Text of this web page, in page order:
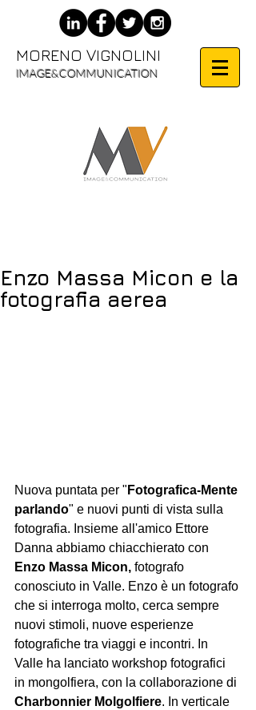
MORENO VIGNOLINI
IMAGE&COMMUNICATION
Enzo Massa Micon e la
fotografia aerea
Nuova puntata per " Fotografica-Mente
parlando" e nuovi punti di vista sulla
fotografia. Insieme all'amico Ettore
Danna abbiamo chiacchierato con
Enzo Massa Micon, fotografo
conosciuto in Valle. Enzo è un fotografo
che si interroga molto, cerca sempre
nuovi stimoli, nuove esperienze
fotografiche tra viaggi e incontri. In
Valle ha lanciato workshop fotografici
in mongolfiera, con la collaborazione di
Charbonnier Molgolfiere. In verticale